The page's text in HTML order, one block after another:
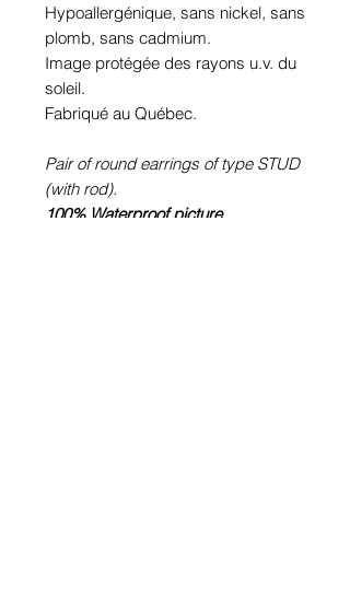
Hypoallergénique, sans nickel, sans
plomb, sans cadmium.
Image protégée des rayons u.v. du
soleil.
Fabriqué au Québec.
Pair of round earrings of type STUD
(with rod).
100% Waterproof picture.